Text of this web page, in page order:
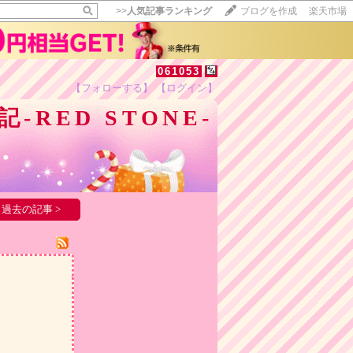
>>人気記事ランキング ブログを作成 楽天市場
061053
【フォローする】 【ログイン】
-RED STONE-
【毎日開催】
15記事にいいね！で1ポイント
10秒滞在
いいね! --
過去の記事 >